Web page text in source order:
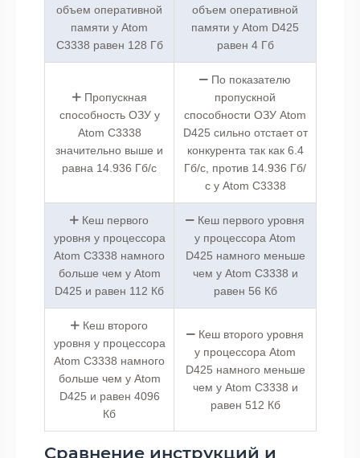
объем оперативной
памяти у Atom
C3338 равен 128 Гб
объем оперативной
памяти у Atom D425
равен 4 Гб
Пропускная
способность ОЗУ у
Atom C3338
значительно выше и
равна 14.936 Гб/с
По показателю
пропускной
способности ОЗУ Atom
D425 сильно отстает от
конкурента так как 6.4
Гб/с, против 14.936 Гб/
с у Atom C3338
Кеш первого
уровня у процессора
Atom C3338 намного
больше чем у Atom
D425 и равен 112 Кб
Кеш первого уровня
у процессора Atom
D425 намного меньше
чем у Atom C3338 и
равен 56 Кб
Кеш второго
уровня у процессора
Atom C3338 намного
больше чем у Atom
D425 и равен 4096
Кб
Кеш второго уровня
у процессора Atom
D425 намного меньше
чем у Atom C3338 и
равен 512 Кб
Сравнение инструкций и